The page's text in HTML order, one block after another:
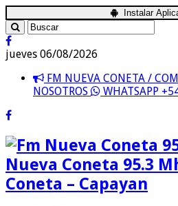
Instalar
jueves 06/08/2026
FM NUEVA CONETA /
NOSOTROS
WHATSAPP
Nueva Coneta 95.3
Coneta – Capayan